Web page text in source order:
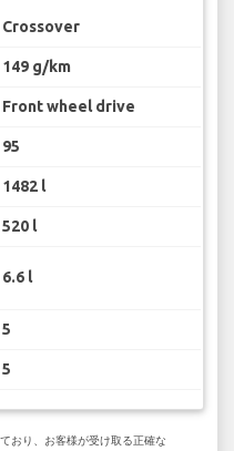
Crossover
149 g/km
Front wheel drive
95
1482 l
520 l
6.6 l
5
5
おり、お客様が受け取る正確な